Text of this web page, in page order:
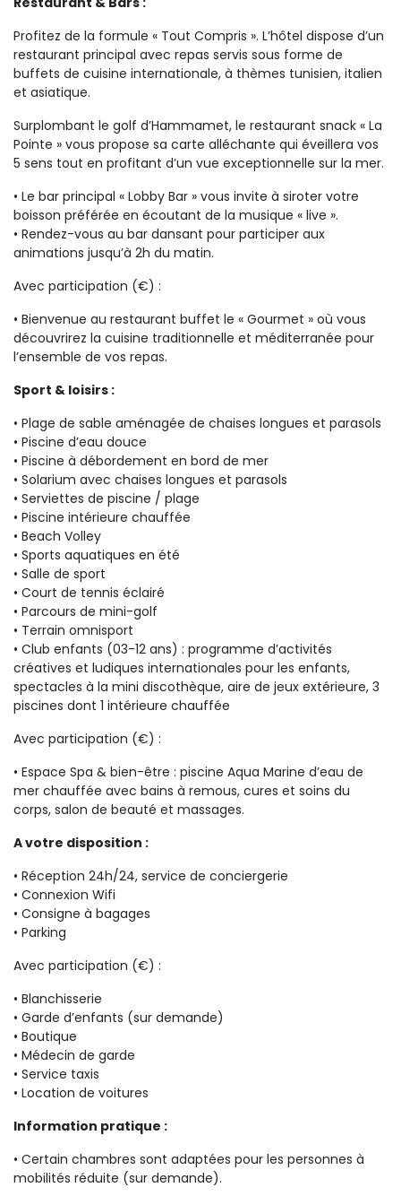
Profitez de la formule « Tout Compris ». L’hôtel dispose d’un
restaurant principal avec repas servis sous forme de
buffets de cuisine internationale, à thèmes tunisien, italien
et asiatique.
Surplombant le golf d’Hammamet, le restaurant snack « La
Pointe » vous propose sa carte alléchante qui éveillera vos
5 sens tout en profitant d’un vue exceptionnelle sur la mer.
• Le bar principal « Lobby Bar » vous invite à siroter votre
boisson préférée en écoutant de la musique « live ».
• Rendez-vous au bar dansant pour participer aux
animations jusqu’à 2h du matin.
Avec participation (€) :
• Bienvenue au restaurant buffet le « Gourmet » où vous
découvrirez la cuisine traditionnelle et méditerranée pour
l’ensemble de vos repas.
Sport & loisirs :
• Plage de sable aménagée de chaises longues et parasols
• Piscine d’eau douce
• Piscine à débordement en bord de mer
• Solarium avec chaises longues et parasols
• Serviettes de piscine / plage
• Piscine intérieure chauffée
• Beach Volley
• Sports aquatiques en été
• Salle de sport
• Court de tennis éclairé
• Parcours de mini-golf
• Terrain omnisport
• Club enfants (03-12 ans) : programme d’activités
créatives et ludiques internationales pour les enfants,
spectacles à la mini discothèque, aire de jeux extérieure, 3
piscines dont 1 intérieure chauffée
Avec participation (€) :
• Espace Spa & bien-être : piscine Aqua Marine d’eau de
mer chauffée avec bains à remous, cures et soins du
corps, salon de beauté et massages.
A votre disposition :
• Réception 24h/24, service de conciergerie
• Connexion Wifi
• Consigne à bagages
• Parking
Avec participation (€) :
• Blanchisserie
• Garde d’enfants (sur demande)
• Boutique
• Médecin de garde
• Service taxis
• Location de voitures
Information pratique :
• Certain chambres sont adaptées pour les personnes à
mobilités réduite (sur demande).